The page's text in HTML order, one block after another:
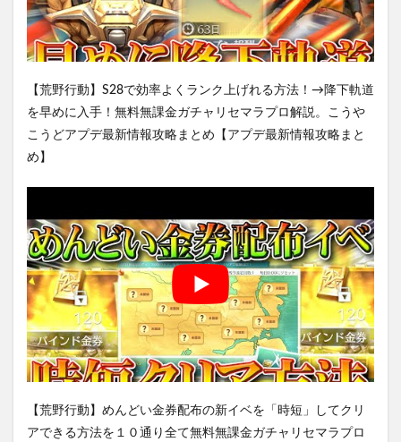
【荒野行動】S28で効率よくランク上げれる方法！→降下軌道
を早めに入手！無料無課金ガチャリセマラプロ解説。こうや
こうどアプデ最新情報攻略まとめ【アプデ最新情報攻略まと
め】
【荒野行動】めんどい金券配布の新イベを「時短」してクリ
アできる方法を１０通り全て無料無課金ガチャリセマラプロ